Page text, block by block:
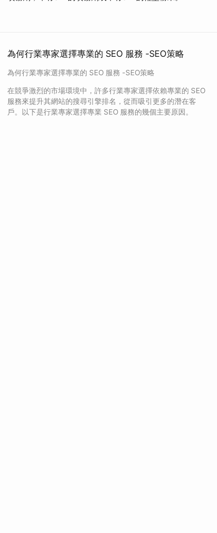
為何行業專家選擇專業的 SEO 服務 -SEO策略
為何行業專家選擇專業的 SEO 服務 -SEO策略
在競爭激烈的市場環境中，許多行業專家選擇依賴專業的 SEO
服務來提升其網站的搜尋引擎排名，從而吸引更多的潛在客
戶。以下是行業專家選擇專業 SEO 服務的幾個主要原因。